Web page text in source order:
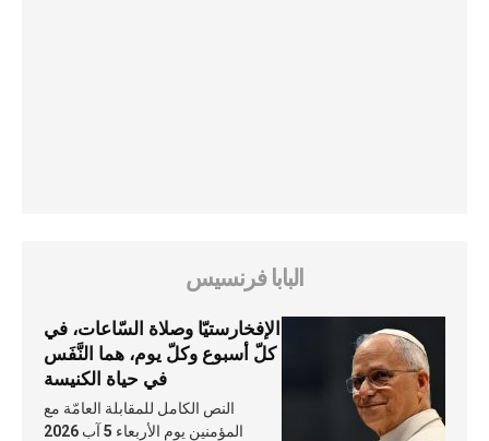
البابا فرنسيس
الإفخارستيّا وصلاة السّاعات، في
كلّ أسبوع وكلّ يوم، هما النَّفَس
في حياة الكنيسة
النص الكامل للمقابلة العامّة مع
المؤمنين يوم الأربعاء 5 آب 2026